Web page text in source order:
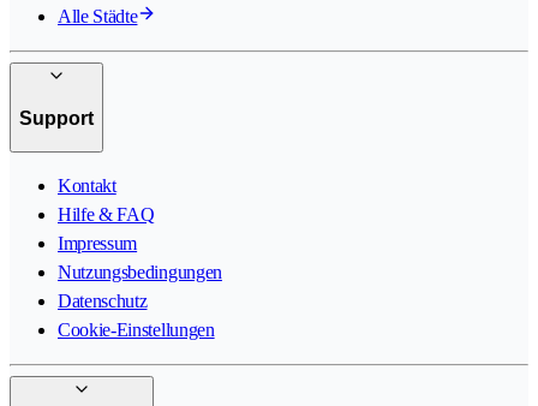
Alle Städte
Support
Kontakt
Hilfe & FAQ
Impressum
Nutzungsbedingungen
Datenschutz
Cookie-Einstellungen